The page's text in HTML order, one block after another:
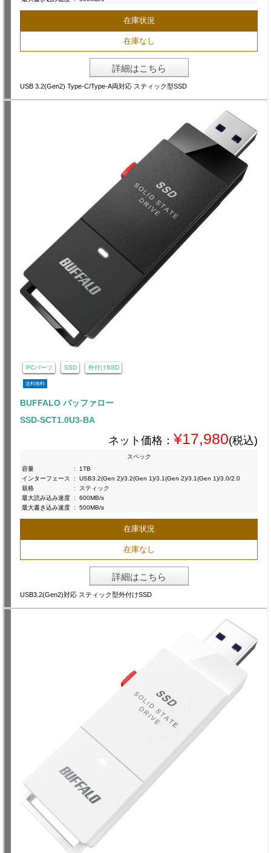
在庫状況
在庫なし
詳細はこちら
USB 3.2(Gen2) Type-C/Type-A両対応 スティック型SSD
PCパーツ SSD 外付けSSD
送料無料
BUFFALO バッファロー
SSD-SCT1.0U3-BA
ネット価格： ¥17,980(税込)
スペック
容量
:
1TB
インターフェース
:
USB3.2(Gen 2)/3.2(Gen 1)/3.1(Gen 2)/3.1(Gen 1)/3.0/2.0
規格
:
スティック
最大読み込み速度 :
600MB/s
最大書き込み速度 : 500MB/s
在庫状況
在庫なし
詳細はこちら
USB3.2(Gen2)対応 スティック型外付けSSD